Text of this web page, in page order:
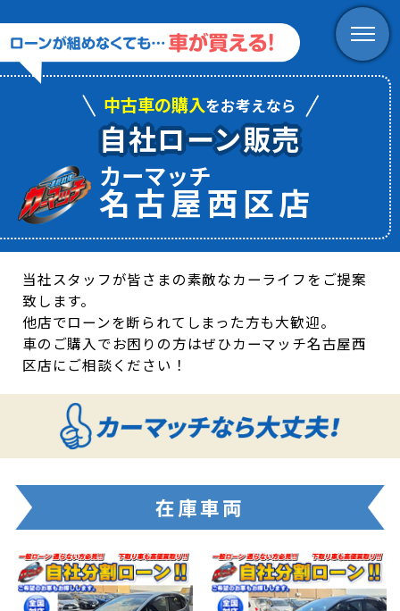
中古車の購入をお考えなら
自社ローン販売
カーマッチ
名古屋西区店
当社スタッフが皆さまの素敵なカーライフをご提案
致します。
他店でローンを断られてしまった方も大歓迎。
車のご購入でお困りの方はぜひカーマッチ名古屋西
区店にご相談ください！
在庫車両